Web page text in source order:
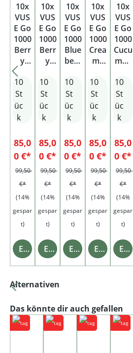
10x
VUS
E Go
1000
Berr
y
Blen
d
10
St
üc
k
85,0
0 €*
99,50
€*
(14%
gespar
t)
Einzelheiten
10x
VUS
E Go
1000
Berr
y
rmel
on
10
St
üc
k
85,0
0 €*
99,50
€*
(14%
gespar
t)
Einzelheiten
10x
VUS
E Go
1000
Blue
berr
10
St
üc
k
85,0
0 €*
99,50
€*
(14%
gespar
t)
Einzelheiten
10x
VUS
E Go
1000
Crea
my
cco
10
St
üc
k
85,0
0 €*
99,50
€*
(14%
gespar
t)
Einzelheiten
10x
VUS
E Go
1000
Cucu
mbe
10
St
üc
k
85,0
0 €*
99,50
€*
(14%
gespar
t)
Einzelheiten
Produktgalerie überspringen
Alternativen
Produktgalerie überspringen
Das könnte dir auch gefallen